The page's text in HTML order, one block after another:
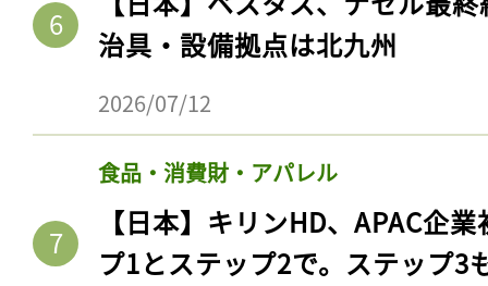
2026/07/15
製造業
【日本】ベスタス、ナセル最
治具・設備拠点は北九州
2026/07/12